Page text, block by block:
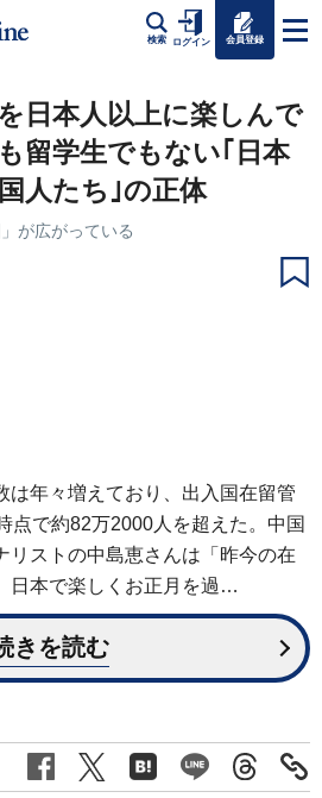
検索 ログイン 会員登録
日本人以上に楽しんで
留学生でもない｢日本
人たち｣の正体
が広がっている
は年々増えており、出入国在留管
点で約82万2000人を超えた。中国
リストの中島恵さんは「昨今の在
日本で楽しくお正月を過…
きを読む